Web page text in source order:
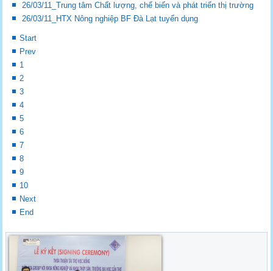
26/03/11_Trung tâm Chất lượng, chế biến và phát triển thị trường
26/03/11_HTX Nông nghiệp BF Đà Lạt tuyển dụng
Start
Prev
1
2
3
4
5
6
7
8
9
10
Next
End